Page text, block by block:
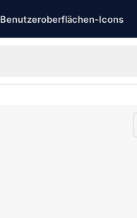
Benutzeroberflächen-Icons